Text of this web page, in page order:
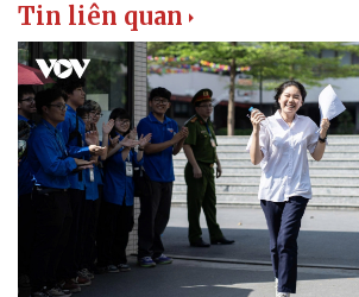
Tin liên quan